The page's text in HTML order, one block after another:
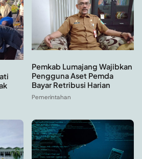
Pemkab Lumajang Wajibkan
Pengguna Aset Pemda
Bayar Retribusi Harian
Pemerintahan